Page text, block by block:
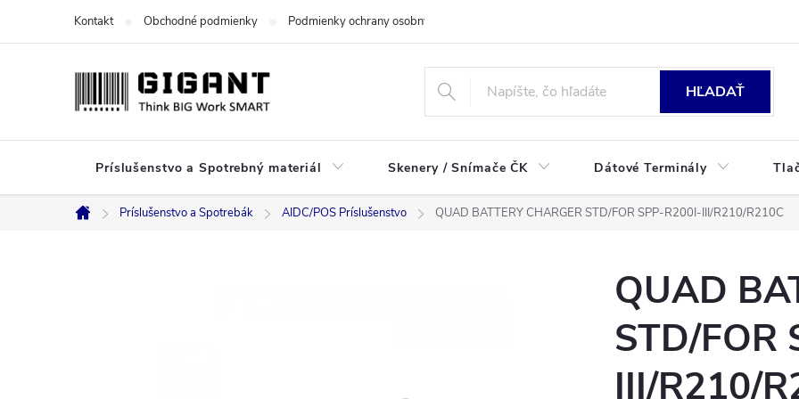
Kontakt Obchodné podmienky Podmienky ochrany osobných údajov
HĽADAŤ
Príslušenstvo a Spotrebný materiál Skenery / Snímače ČK Dátové Terminály
Domov
Príslušenstvo a Spotrebák AIDC/POS Príslušenstvo QUAD BATTERY CHARGER STD/FOR SPP-R200I-III/R210/R210C
QUAD
STD/FOR
III/R210/